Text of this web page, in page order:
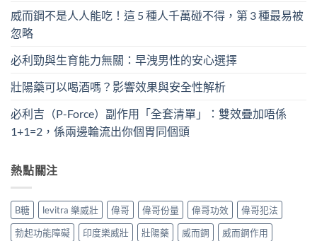
威而鋼不是人人能吃！這 5 種人千萬碰不得，第 3 種最易被
忽略
必利勁與生育能力無關：早洩男性的安心選擇
壯陽藥可以喝酒嗎？影響效果與安全性解析
必利吉（P-Force）副作用「全套清單」：雙效疊加唔係
1+1=2，係兩邊輪流出你個胃同個頭
熱點關注
B糖 levitra 樂威壯 偉哥 偉哥份量 偉哥功效
偉哥犯法
勃起功能障礙
印度樂威壯 壯陽藥 威而鋼
威而鋼作用